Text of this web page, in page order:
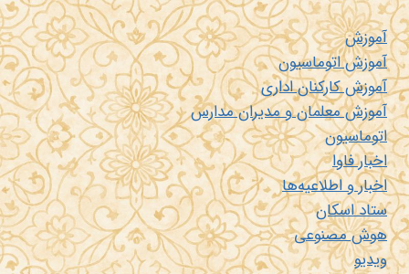
آموزش
آموزش اتوماسیون
آموزش کارکنان اداری
آموزش معلمان و مدیران مدارس
اتوماسیون
اخبار فاوا
اخبار و اطلاعیه‌ها
ستاد اسکان
هوش مصنوعی
ویدیو